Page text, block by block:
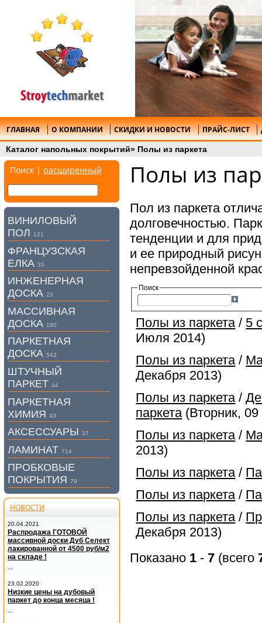
ГЛАВНАЯ О КОМПАНИИ СКИДКИ И НОВОСТИ ПРАЙС-ЛИСТ
Каталог напольных покрытий» Полы из паркета
Полы из
Пол из паркета
долговечностью.
тенденции и для
и ее природный
непревзойденной
Поиск
Полы из паркета / 5
Июля 2014)
Полы из паркета /
Декабря 2013)
Полы из паркета /
паркета (Вторник,
Полы из паркета /
2013)
Полы из паркета /
Полы из паркета /
Полы из паркета /
Декабря 2013)
Показано 1 - 7 (всего
Поиск | расширенный
ВИНИЛОВЫЙ
ПОЛ
121
ФРАНЦУЗСКАЯ
ЕЛКА 33
ИНЖЕНЕРНАЯ
ДОСКА 23
МАССИВНАЯ
ДОСКА 180
ПАРКЕТНАЯ
ДОСКА 543
ШТУЧНЫЙ
ПАРКЕТ 44
ПАРКЕТНАЯ
ХИМИЯ 43
АКСЕССУАРЫ 37
ЛАМИНАТ 714
ПРОБКОВЫЕ
ПОКРЫТИЯ 79
НОВОСТИ
20.04.2021
Распродажа ГОТОВОЙ
массивной доски Дуб Селект
лакированной от 4500 руб/м2
на складе !
23.02.2020
Низкие цены на дубовый
паркет до конца месяца !